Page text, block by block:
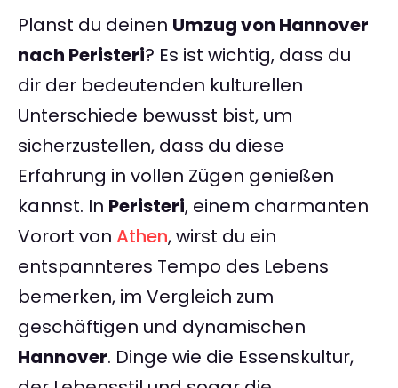
Planst du deinen Umzug von Hannover
nach Peristeri? Es ist wichtig, dass du
dir der bedeutenden kulturellen
Unterschiede bewusst bist, um
sicherzustellen, dass du diese
Erfahrung in vollen Zügen genießen
kannst. In Peristeri, einem charmanten
Vorort von Athen, wirst du ein
entspannteres Tempo des Lebens
bemerken, im Vergleich zum
geschäftigen und dynamischen
Hannover. Dinge wie die Essenskultur,